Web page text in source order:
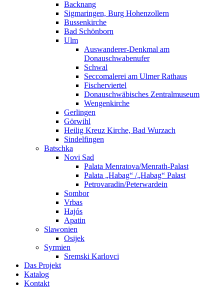
Backnang
Sigmaringen, Burg Hohenzollern
Bussenkirche
Bad Schönborn
Ulm
Auswanderer-Denkmal am
Donauschwabenufer
Schwal
Seccomalerei am Ulmer Rathaus
Fischerviertel
Donauschwäbisches Zentralmuseum
Wengenkirche
Gerlingen
Görwihl
Heilig Kreuz Kirche, Bad Wurzach
Sindelfingen
Batschka
Novi Sad
Palata Menratova/Menrath-Palast
Palata „Habag“ /„Habag“ Palast
Petrovaradin/Peterwardein
Sombor
Vrbas
Hajós
Apatin
Slawonien
Osijek
Syrmien
Sremski Karlovci
Das Projekt
Katalog
Kontakt